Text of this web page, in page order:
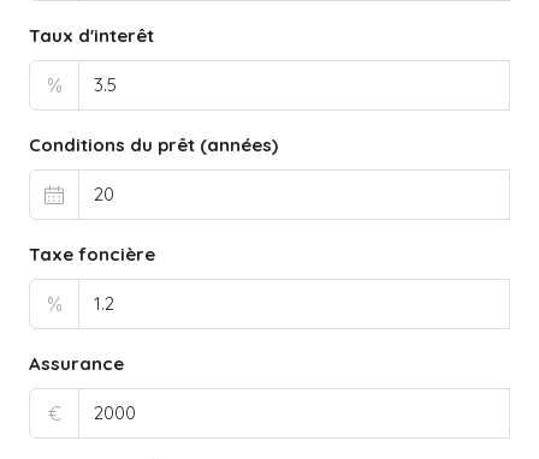
Taux d'interêt
%
Conditions du prêt (années)
Taxe foncière
%
Assurance
€